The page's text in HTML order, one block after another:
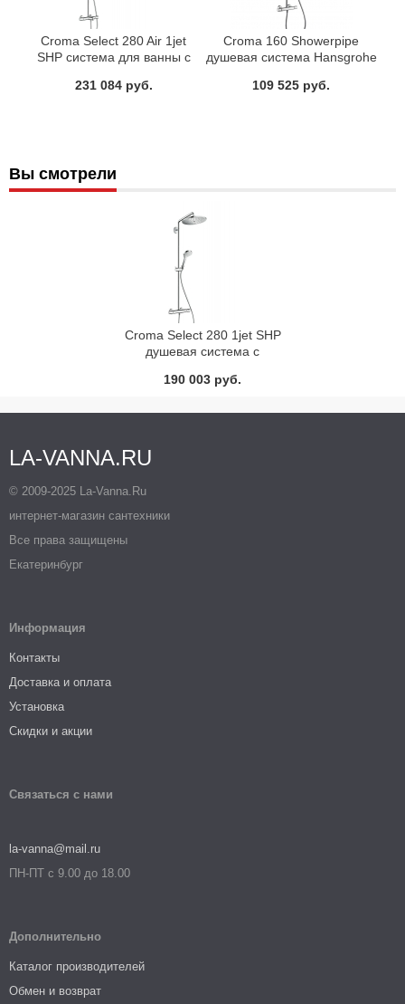
Croma Select 280 Air 1jet
SHP система для ванны с
26792000
231 084 руб.
Croma 160 Showerpipe
душевая система Hansgrohe
109 525 руб.
Вы смотрели
Croma Select 280 1jet SHP
душевая система с
26790000
190 003 руб.
LA-VANNA.RU
© 2009-2025 La-Vanna.Ru
интернет-магазин сантехники
Все права защищены
Екатеринбург
Информация
Контакты
Доставка и оплата
Установка
Скидки и акции
Связаться с нами
la-vanna@mail.ru
ПН-ПТ с 9.00 до 18.00
Дополнительно
Каталог производителей
Обмен и возврат